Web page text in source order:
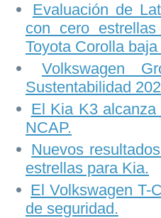
Evaluación de
con cero
Toyota Corolla
Volkswagen
Sustentabilidad
El Kia K3
NCAP.
Nuevos
estrellas para Kia.
El Volkswagen T-
de seguridad.